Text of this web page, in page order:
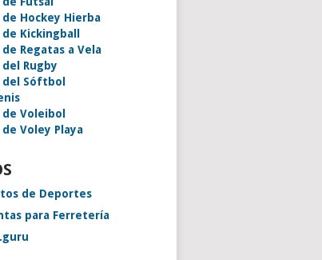
Hockey Hierba
Kickingball
Regatas a Vela
Rugby
Sóftbol
Voleibol
Voley Playa
de Deportes
para Ferretería